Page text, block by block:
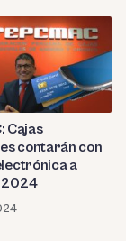
Cajas
contarán con
a
2024